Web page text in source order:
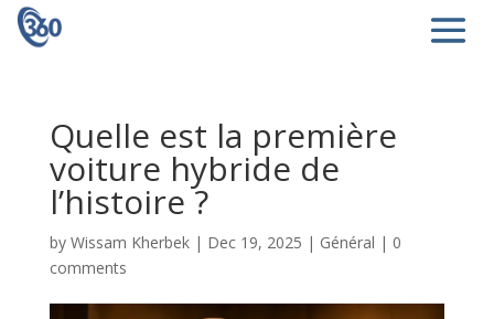
Quelle est la première
voiture hybride de
l’histoire ?
by Wissam Kherbek| Dec 19, 2025 | Général | 0
comments